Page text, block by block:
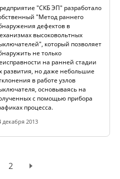
"СКБ ЭП" разработало
"Метод раннего
дефектов в
высоковольтных
который позволяет
не только
на ранней стадии
развития, но даже небольшие
в работе узлов
основываясь на
с помощью прибора
процесса.
декабря 2013
2